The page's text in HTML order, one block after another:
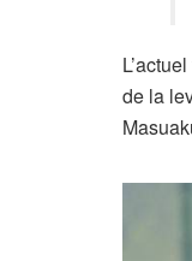
de la